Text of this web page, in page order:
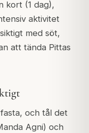
kort (1 dag),
aktivitet
med söt,
att tända Pittas
och tål det
Agni) och